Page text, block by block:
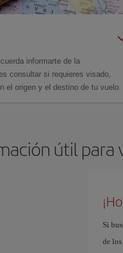
informarte de la
consultar si requieres visado,
el origen y el destino de tu vuelo.
útil para
Si
de